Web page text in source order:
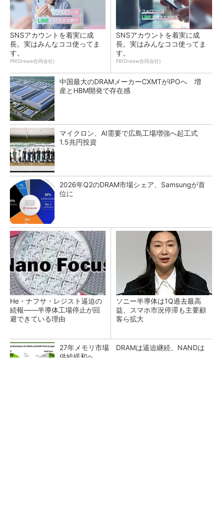
SNSアカウントを着実に成
長。実はみんなココ使ってま
す。
PR(Dreaw合同会社)
SNSアカウントを着実に成
長。実はみんなココ使ってま
す。
PR(Dreaw合同会社)
中国最大のDRAMメーカーCXMTがIPOへ 増
産とHBM開発で存在感
マイクロン、AI需要で広島工場増強へ起工式
1.5兆円投資
2026年Q2のDRAM市場シェア、Samsungが首
位に
He・ナフサ・レジスト逼迫の
続報――半導体工場停止が回
避できている理由
ソニー半導体は1Q過去最高
益、スマホ市況停滞も主要顧
客ら拡大
27年メモリ市場 DRAMは逼迫継続、NANDは
供給緩和へ